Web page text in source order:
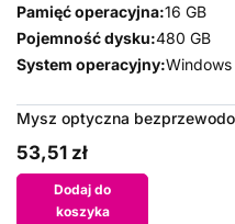
Pamięć operacyjna:16 GB
Pojemność dysku:480 GB
System operacyjny:Windows
Mysz optyczna
53,51 zł
Dodaj do
koszyka